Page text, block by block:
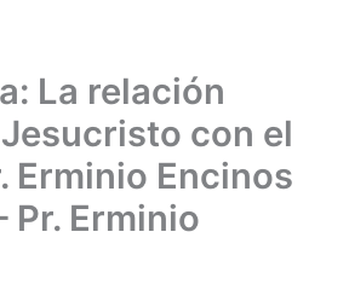
La relación
con el
Erminio Encinos
Pr. Erminio